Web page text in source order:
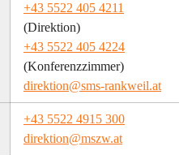
+43 5522 405 4211
(Direktion)
+43 5522 405 4224
(Konferenzzimmer)
direktion@sms-rankweil.at
+43 5522 4915 300
direktion@mszw.at